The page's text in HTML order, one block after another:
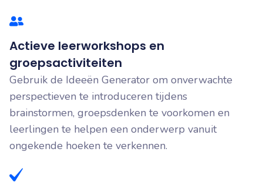
Actieve leerworkshops en
groepsactiviteiten
Gebruik de Ideeën Generator om onverwachte
perspectieven te introduceren tijdens
brainstormen, groepsdenken te voorkomen en
leerlingen te helpen een onderwerp vanuit
ongekende hoeken te verkennen.